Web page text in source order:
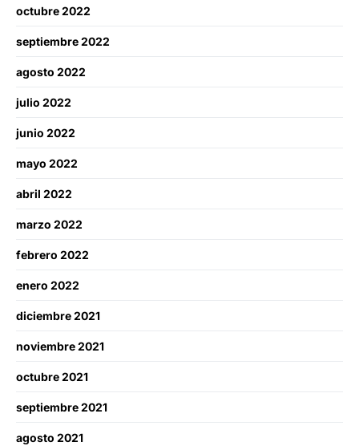
octubre 2022
septiembre 2022
agosto 2022
julio 2022
junio 2022
mayo 2022
abril 2022
marzo 2022
febrero 2022
enero 2022
diciembre 2021
noviembre 2021
octubre 2021
septiembre 2021
agosto 2021